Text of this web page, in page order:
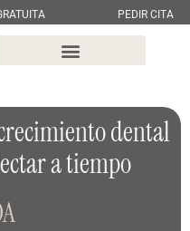
PEDIR CITA
dental
a tiempo